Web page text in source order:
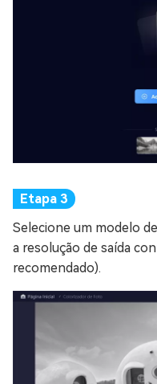
Selecione um modelo
a resolução de saída
recomendado).